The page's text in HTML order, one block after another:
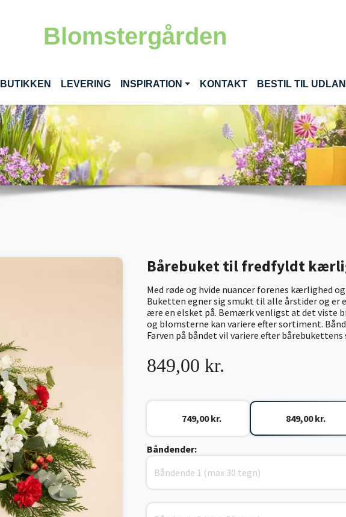
Blomstergården
LEVERING INSPIRATION KONTAKT BESTIL TIL
Bårebuket til fredfyldt
Med røde og hvide nuancer forenes kærlighed
Buketten egner sig smukt til alle årstider og er
ære en elsket på. Bemærk venligst at det viste
og blomsterne kan variere efter sortiment.
Farven på båndet vil variere efter
849,00 kr.
749,00 kr. 849,00 kr.
Båndender: